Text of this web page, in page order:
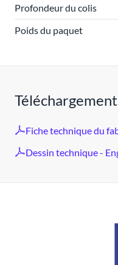
Profondeur du colis
Poids du paquet
Fiche technique du
Dessin technique -